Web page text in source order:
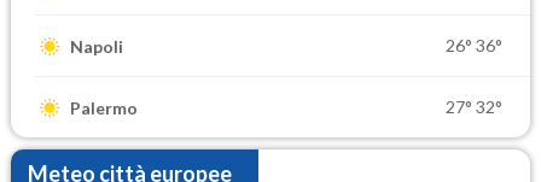
Napoli 26° 36°
Palermo 27° 32°
Meteo città europee